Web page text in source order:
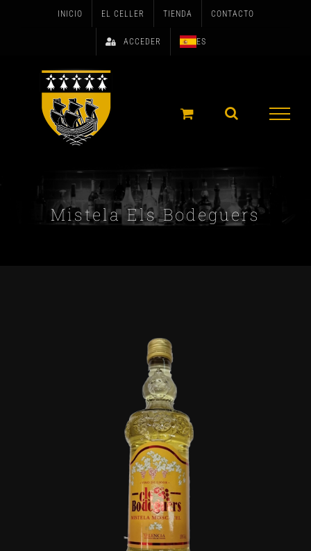
INICIO EL CELLER TIENDA CONTACTO
ACCEDER ES
Mistela Els Bodeguers